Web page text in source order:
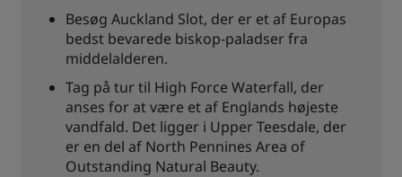
Besøg Auckland Slot, der er et af Europas
bedst bevarede biskop-paladser fra
middelalderen.
Tag på tur til High Force Waterfall, der
anses for at være et af Englands højeste
vandfald. Det ligger i Upper Teesdale, der
er en del af North Pennines Area of
Outstanding Natural Beauty.